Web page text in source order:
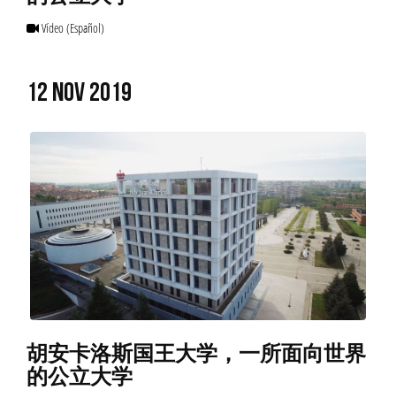
Vídeo(Español)
12 NOV 2019
胡安卡洛斯国王大学，一所面向世界
的公立大学